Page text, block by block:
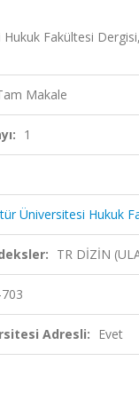
Fakültesi
Makale
1
Üniversitesi Hukuk
TR DİZİN
Adresli: Evet